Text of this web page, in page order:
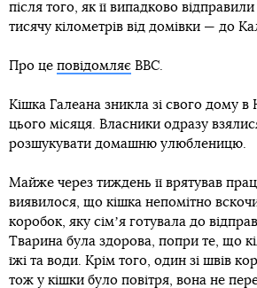
після того, як її випадково
тисячу кілометрів від домівки — до
Про це повідомляє BBC.
Кішка Галеана зникла зі свого дому
цього місяця. Власники одразу
розшукувати домашню улюбленицю.
Майже через тиждень її врятував
виявилося, що кішка непомітно
коробок, яку сімʼя готувала до
Тварина була здорова, попри те, що
їжі та води. Крім того, один зі швів
тож у кішки було повітря, вона не